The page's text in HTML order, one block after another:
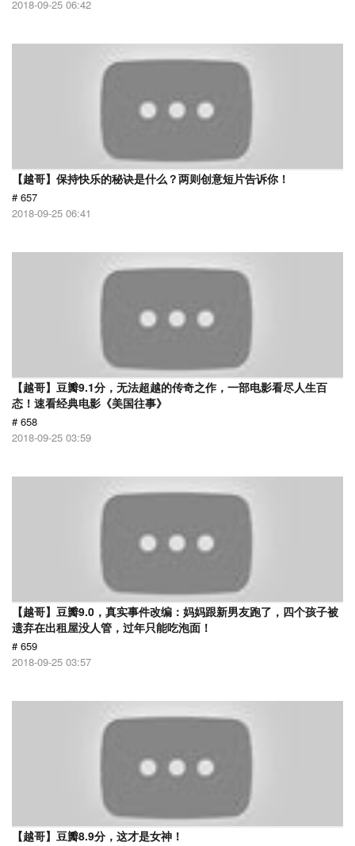
2018-09-25 06:42
【越哥】保持快乐的秘诀是什么？两则创意短片告诉你！
# 657
2018-09-25 06:41
【越哥】豆瓣9.1分，无法超越的传奇之作，一部电影看尽人生百
态！速看经典电影《美国往事》
# 658
2018-09-25 03:59
【越哥】豆瓣9.0，真实事件改编：妈妈跟新男友跑了，四个孩子被
遗弃在出租屋没人管，过年只能吃泡面！
# 659
2018-09-25 03:57
【越哥】豆瓣8.9分，这才是女神！